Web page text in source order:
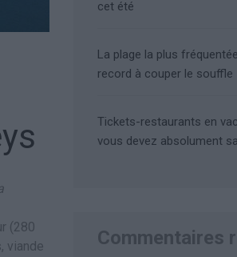
(280
viande
cet été
La plage la plus
record à couper le souffle
Tickets-restaurants en
vous devez absolument
Commentaires